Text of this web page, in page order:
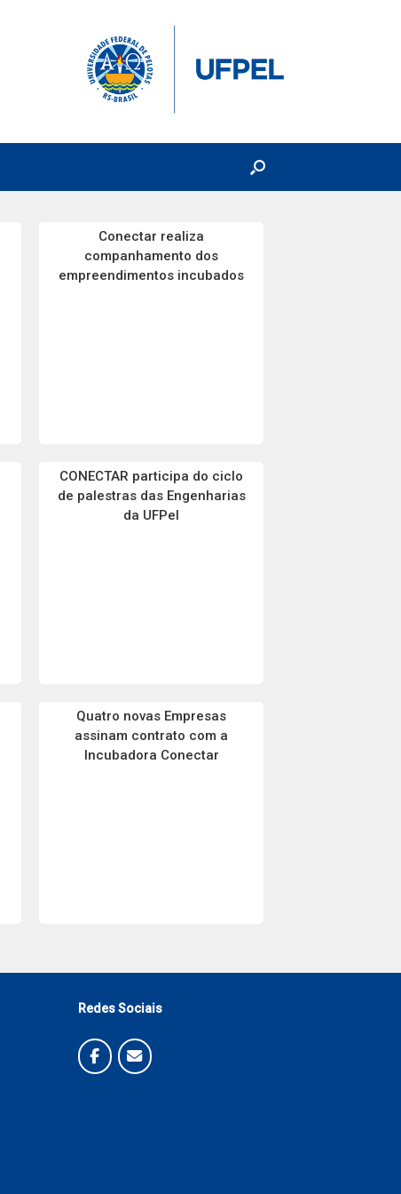
Conectar realiza
companhamento dos
empreendimentos incubados
CONECTAR participa do ciclo
de palestras das Engenharias
da UFPel
Quatro novas Empresas
assinam contrato com a
Incubadora Conectar
Redes Sociais